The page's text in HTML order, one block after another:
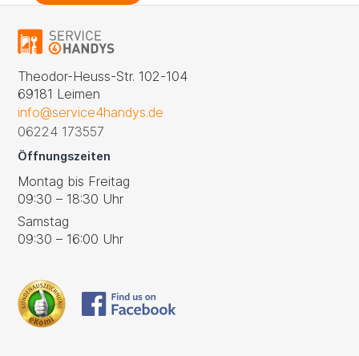
Theodor-Heuss-Str. 102-104
69181 Leimen
info@service4handys.de
06224 173557
Öffnungszeiten
Montag bis Freitag
09:30 – 18:30 Uhr
Samstag
09:30 – 16:00 Uhr